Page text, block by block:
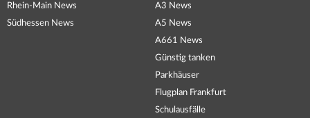
Rhein-Main News
Südhessen News
A3 News
A5 News
A661 News
Günstig tanken
Parkhäuser
Flugplan Frankfurt
Schulausfälle